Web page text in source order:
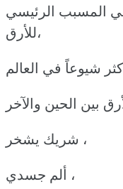
المسبب الرئيسي
للأرق،
بين الحين والآخر
شريك يشخر ،
ألم جسدي ،